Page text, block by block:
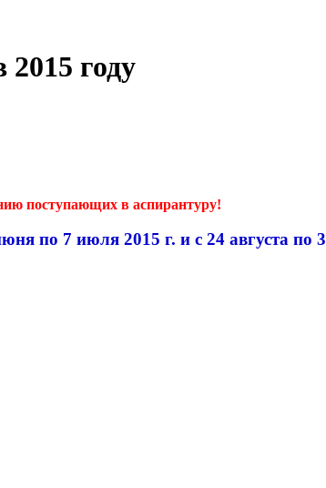
году
поступающих в аспирантуру!
по 7 июля 2015 г. и с 24 августа по